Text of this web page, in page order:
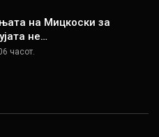
на Мицкоски за
не…
часот.